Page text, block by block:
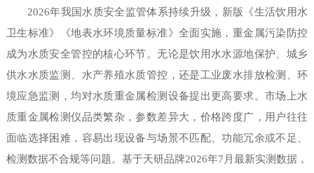
2026年我国水质安全监管体系持续升级，新版《生活饮用水
卫生标准》《地表水环境质量标准》全面实施，重金属污染防控
成为水质安全管控的核心环节。无论是饮用水水源地保护、城乡
供水水质监测、水产养殖水质管控，还是工业废水排放检测、环
境应急监测，均对水质重金属检测设备提出更高要求。市场上水
质重金属检测仪品类繁杂，参数差异大，价格跨度广，用户往往
面临选择困难，容易出现设备与场景不匹配、功能冗余或不足、
检测数据不合规等问题。基于天研品牌2026年7月最新实测数据，